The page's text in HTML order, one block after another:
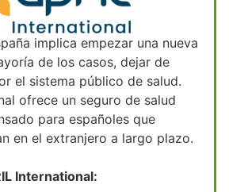
implica empezar una nueva
de los casos, dejar de
el sistema público de salud.
ofrece un seguro de salud
para españoles que
en el extranjero a largo plazo.
International: